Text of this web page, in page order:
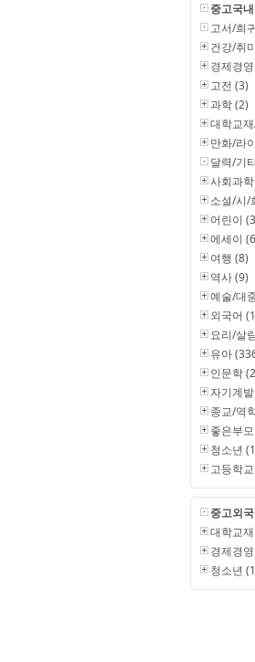
중고국
고서/희
건강/취
경제경
고전 (3)
과학 (2)
대학교
만화/라
달력/기
사회과
소설/시/
어린이
에세이
여행 (8)
역사 (9)
예술/대
외국어
요리/살
유아
인문학
자기계
종교/역
좋은부
청소년
고등학
중고외
대학교
경제경
청소년